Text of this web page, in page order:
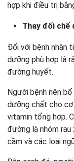
hợp khi điều trị
Thay đổi chế
Đối với bệnh nhân
dưỡng phù hợp là
đường huyết.
Người bệnh nên
dưỡng chất cho
vitamin tổng hợp.
đường là nhóm rau
cầm và các loại